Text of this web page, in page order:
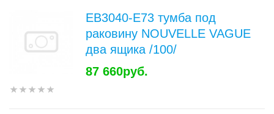
EB3040-E73 тумба под
раковину NOUVELLE VAGUE
два ящика /100/
87 660руб.